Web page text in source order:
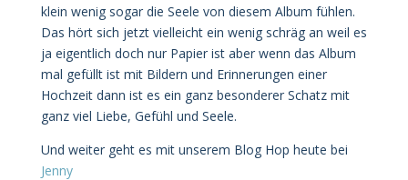
klein wenig sogar die Seele von diesem Album fühlen.
Das hört sich jetzt vielleicht ein wenig schräg an weil es
ja eigentlich doch nur Papier ist aber wenn das Album
mal gefüllt ist mit Bildern und Erinnerungen einer
Hochzeit dann ist es ein ganz besonderer Schatz mit
ganz viel Liebe, Gefühl und Seele.
Und weiter geht es mit unserem Blog Hop heute bei
Jenny